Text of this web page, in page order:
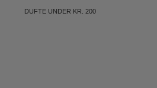
DUFTE UNDER KR. 200